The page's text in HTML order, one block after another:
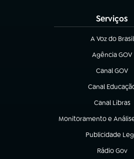
Serviços
A Voz do Brasil
(abre em nova
Agência GOV
(abre em nova
Canal GOV
(abre em
Canal
(abre em nova
Canal Libras
(abre em
Monitoramento e
(abre em nova aba)
Publicidade
(abre em nova
Rádio Gov
(abre em